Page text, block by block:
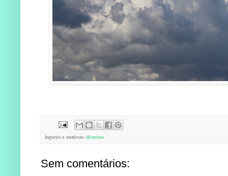
lugares e motivos: diversos
Sem comentários: